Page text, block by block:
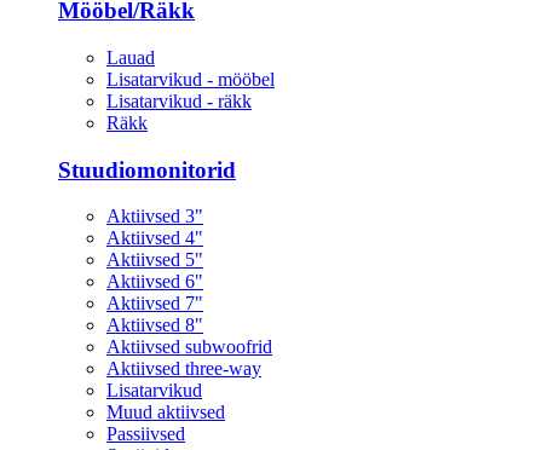
Mööbel/Räkk
Lauad
Lisatarvikud - mööbel
Lisatarvikud - räkk
Räkk
Stuudiomonitorid
Aktiivsed 3"
Aktiivsed 4"
Aktiivsed 5"
Aktiivsed 6"
Aktiivsed 7"
Aktiivsed 8"
Aktiivsed subwoofrid
Aktiivsed three-way
Lisatarvikud
Muud aktiivsed
Passiivsed